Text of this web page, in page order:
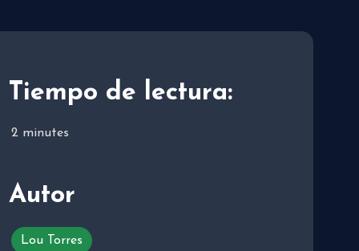
Tiempo de lectura:
2 minutes
Autor
Lou Torres